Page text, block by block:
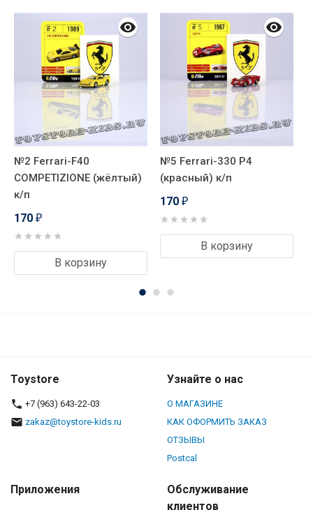
№2 Ferrari-F40
COMPETIZIONE (жёлтый)
к/п
170 ₽
В корзину
№5 Ferrari-330 P4
(красный) к/п
170 ₽
В корзину
Toystore
+7 (963) 643-22-03
zakaz@toystore-kids.ru
Узнайте о нас
О МАГАЗИНЕ
КАК ОФОРМИТЬ ЗАКАЗ
ОТЗЫВЫ
Postcal
Приложения
Обслуживание
клиентов